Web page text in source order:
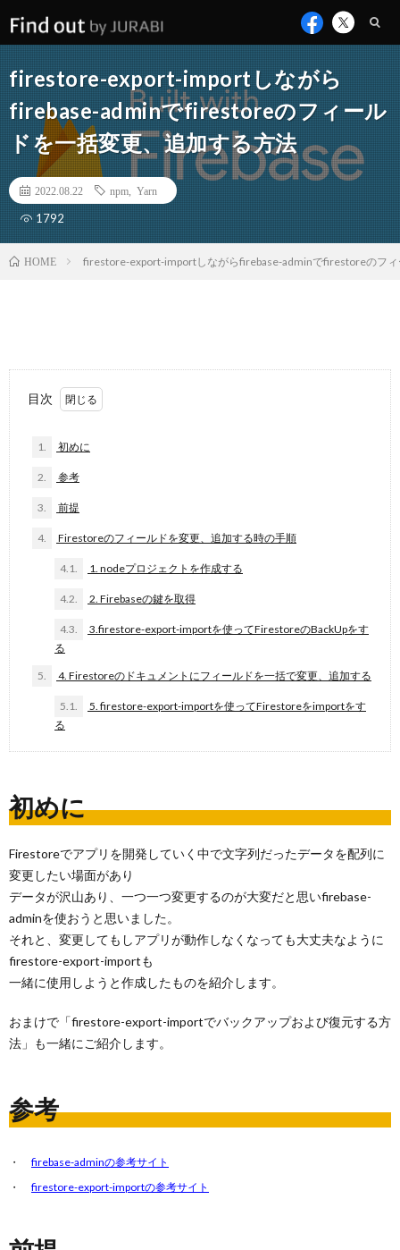
firestore-export-importしながら
firebase-adminでfirestoreのフィール
ドを一括変更、追加する方法
2022.08.22 npm Yarn
1792
HOME firestore-export-importしながらfirebase-adminでfirestoreのフィ
目次
1. 初めに
2. 参考
3. 前提
4. Firestoreのフィールドを変更、追加する時の手順
4.1. 1. nodeプロジェクトを作成する
4.2. 2. Firebaseの鍵を取得
4.3.
3.firestore-export-importを使ってFirestoreのBackUpをす
る
5. 4. Firestoreのドキュメントにフィールドを一括で変更、追加する
5.1.
5. firestore-export-importを使ってFirestoreをimportをす
る
初めに
Firestoreでアプリを開発していく中で文字列だったデータを配列に
変更したい場面があり
データが沢山あり、一つ一つ変更するのが大変だと思いfirebase-
adminを使おうと思いました。
それと、変更してもしアプリが動作しなくなっても大丈夫なように
firestore-export-importも
一緒に使用しようと作成したものを紹介します。
おまけで「firestore-export-importでバックアップおよび復元する方
法」も一緒にご紹介します。
参考
firebase-adminの参考サイト
firestore-export-importの参考サイト